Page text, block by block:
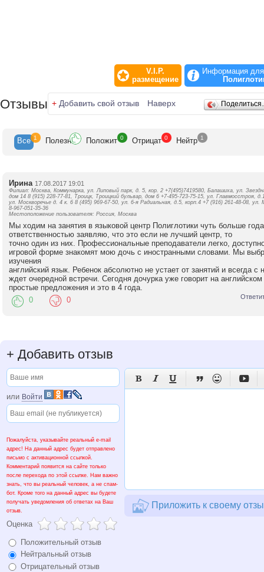
V.I.P.
размещение
Информация
Отзывы + Добавить свой отзыв Наверх
Все 1 Полезн Положит 0 Отрицат 0 Нейтр 1
Ирина 17.08.2017 19:01
Филиал: Москва, Коммунарка, ул. Липовый парк, д. 5, кор. 2 +7(495)7419580, Балашиха, ул.
дом 14 8 (915) 228-77-81, Троицк, Троицкий бульвар, дом 6 +7-495-723-75-15, ул. Главмосстроя,
ул. Москворечье д. 4 к. 6 8 (495) 969-67-50, ул. 6-я Радиальная, д.5, корп.4 +7 (916) 261-48-08,
8-967-051-35-36
Местоположение пользователя: Россия, Москва
Мы ходим на занятия в языковой центр Полиглотики чуть больше
ответственностью заявляю, что это если не лучший центр, то
точно один из них. Профессиональные преподаватели легко,
игровой форме знакомят мою дочь с иностранными словами. Мы
изучения
английский язык. Ребенок абсолютно не устает от занятий и всегда с
ждет очередной встречи. Сегодня дочурка уже говорит на
простые предложения и это в 4 года.
0 0
+ Добавить отзыв
или Войти
Пожалуйста, указывайте реальный e-mail
адрес! На данный адрес будет отправлено
письмо с активационной ссылкой.
Комментарий появится на сайте только
после перехода по этой ссылке. Нам важно
знать, что вы реальный человек, а не спам-
бот. Кроме того на данный адрес вы будете
получать уведомления об ответах на Ваш
отзыв.
Оценка
Положительный отзыв
Нейтральный отзыв
Отрицательный отзыв
     
Приложить к своему